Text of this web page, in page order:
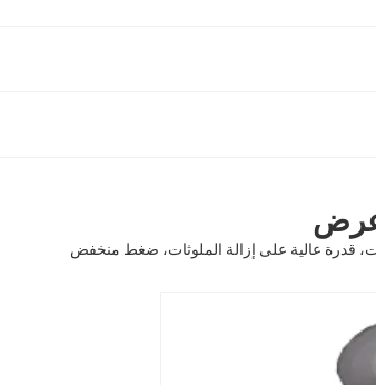
قدرة عالية على إزالة الملوثات، ضغط منخفض